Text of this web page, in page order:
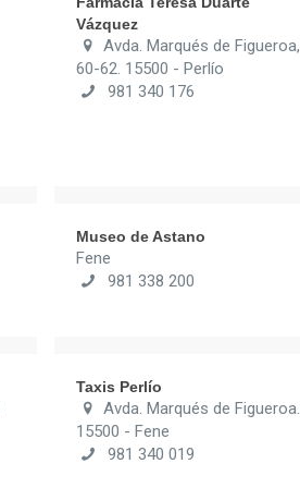
Vázquez
Avda. Marqués de Figueroa,
60-62. 15500 - Perlío
981 340 176
Museo de Astano
Fene
981 338 200
Taxis Perlío
Avda. Marqués de Figueroa.
15500 - Fene
981 340 019